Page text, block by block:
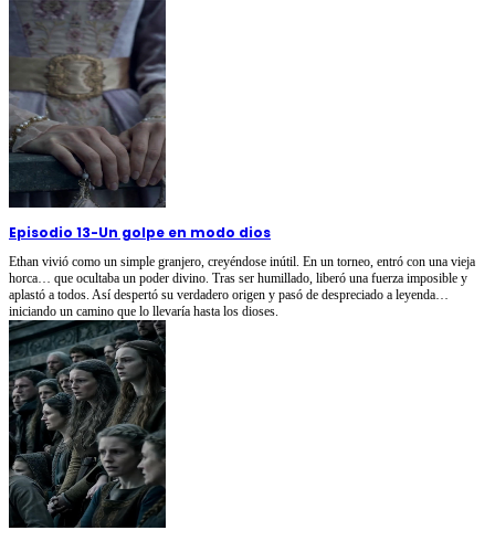
Episodio 13-Un golpe en modo dios
Ethan vivió como un simple granjero, creyéndose inútil. En un torneo, entró con una vieja
horca… que ocultaba un poder divino. Tras ser humillado, liberó una fuerza imposible y
aplastó a todos. Así despertó su verdadero origen y pasó de despreciado a leyenda…
iniciando un camino que lo llevaría hasta los dioses.